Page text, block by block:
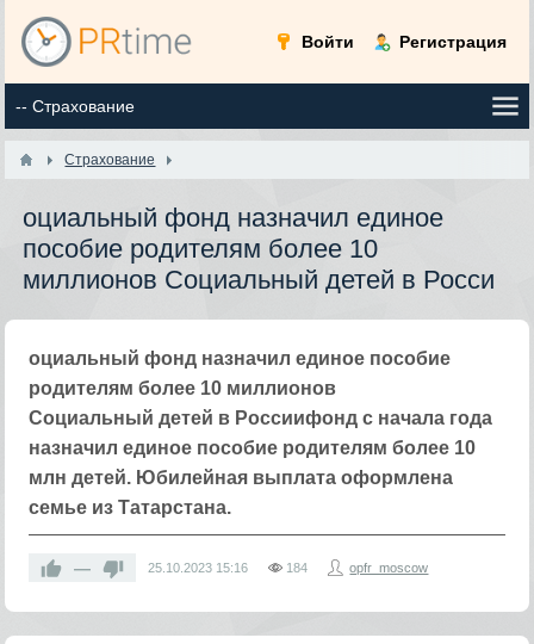
Войти Регистрация
Страхование
оциальный фонд назначил единое
пособие родителям более 10
миллионов Социальный детей в Росси
оциальный фонд назначил единое пособие
родителям более 10 миллионов
Социальный детей в Россиифонд с начала года
назначил единое пособие родителям более 10
млн детей. Юбилейная выплата оформлена
семье из Татарстана.
— 25.10.2023 15:16 184 opfr_moscow